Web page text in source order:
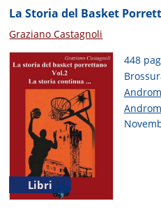
La Storia del Basket
Graziano Castagnoli
Libri
448